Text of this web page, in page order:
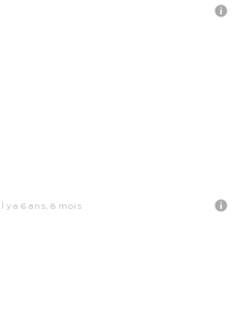
Il y a 6 ans, 8 mois